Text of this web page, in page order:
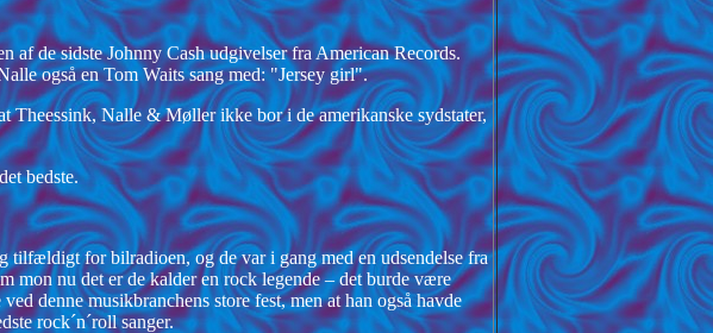
de sidste Johnny Cash udgivelser fra American Records.
også en Tom Waits sang med: "Jersey girl".
Theessink, Nalle & Møller ikke bor i de amerikanske sydstater,
bedste.
for bilradioen, og de var i gang med en udsendelse fra
mon nu det er de kalder en rock legende – det burde være
denne musikbranchens store fest, men at han også havde
rock´n´roll sanger.